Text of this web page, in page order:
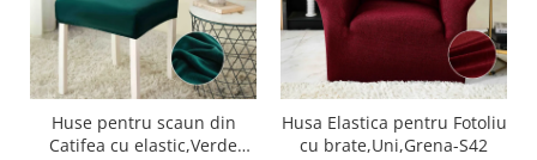
Huse pentru scaun din
Catifea cu elastic,Verde
Husa Elastica pentru Fotoliu
cu brate,Uni,Grena-S42